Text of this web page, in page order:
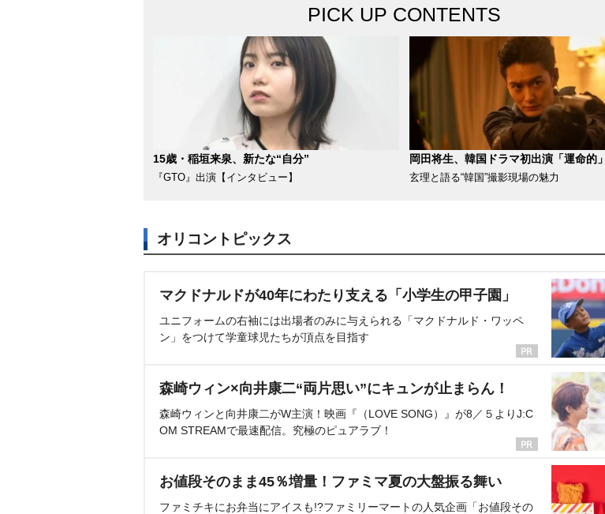
PICK UP CONTENTS
15歳・稲垣来泉、新たな“自分”
『GTO』出演【インタビュー】
岡田将生、韓国ドラマ初出演「運命的」
玄理と語る“韓国”撮影現場の魅力
オリコントピックス
マクドナルドが40年にわたり支える「小学生の甲子園」
ユニフォームの右袖には出場者のみに与えられる「マクドナルド・ワッペ
ン」をつけて学童球児たちが頂点を目指す
森崎ウィン×向井康二“両片思い”にキュンが止まらん！
森崎ウィンと向井康二がW主演！映画『（LOVE SONG）』が8／５よりJ:C
OM STREAMで最速配信。究極のピュアラブ！
お値段そのまま45％増量！ファミマ夏の大盤振る舞い
ファミチキにお弁当にアイスも!?ファミリーマートの人気企画「お値段その